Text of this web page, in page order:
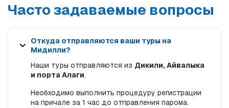
Часто задаваемые вопросы
Откуда отправляются ваши туры на
Мидилли?
Наши туры отправляются из Дикили, Айвалыка
и порта Алаги.
Необходимо выполнить процедуру регистрации
на причале за 1 час до отправления парома.